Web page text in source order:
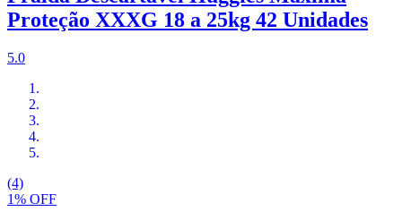
Proteção XXXG 18 a 25kg 42 Unidades
5.0
(4)
1% OFF